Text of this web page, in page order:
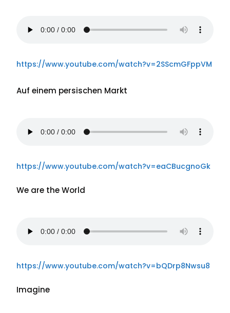
https://www.youtube.com/watch?v=2SScmGFppVM
Auf einem persischen Markt
https://www.youtube.com/watch?v=eaCBucgnoGk
We are the World
https://www.youtube.com/watch?v=bQDrp8Nwsu8
Imagine